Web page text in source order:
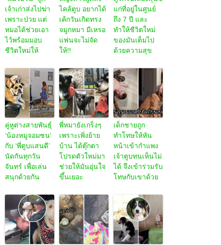
เจ้าเก่าส่งไปฆ่า
เพราะป่วย แต่
หมอได้ช่วยเอา
ไว้พร้อมมอบ
ชีวิตใหม่ให้
ไคล้ตูบ อยากได้
เค้กวันเกิดทรง
จมูกหมา มีเหรอ
แฟนจะไม่จัด
ให้!!
แก่ที่อยู่ในศูนย์
ถึง 7 ปี และ
ทำให้ชีวิตใหม่
ของมันเต็มไป
ด้วยความสุข
คู่หูต่างสายพันธุ์
‘น้องหมูจอมซน’
กับ ‘พี่ตูบแสนดี’
นัดกันทุกวัน
จันทร์ เพื่อเล่น
สนุกด้วยกัน
พี่หมายังเกร็งๆ
เพราะเพิ่งย้าย
บ้าน ได้ตุ๊กตา
โปรดตัวใหม่มา
ช่วยให้มันอุ่นใจ
ขึ้นเยอะ
เด็กชายถูก
ทำโทษให้หัน
หน้าเข้ากำแพง
เจ้าตูบทนเห็นไม่
ได้ จึงเข้าร่วมรับ
โทษกับเขาด้วย